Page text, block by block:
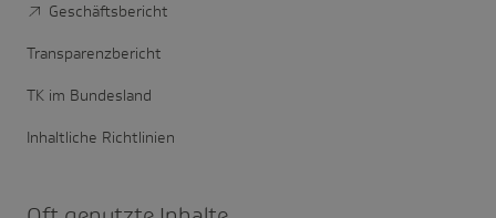
Geschäftsbericht
Transparenzbericht
TK im Bundesland
Inhaltliche Richtlinien